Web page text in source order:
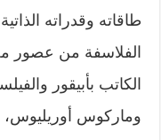
طاقاته وقدراته
الفلاسفة من عصور
الكاتب بأبيقور
وماركوس أوريليوس،